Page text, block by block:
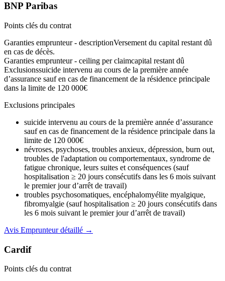
BNP Paribas
Points clés du contrat
Garanties emprunteur - descriptionVersement du capital restant dû
en cas de décès.
Garanties emprunteur - ceiling per claimcapital restant dû
Exclusionssuicide intervenu au cours de la première année
d’assurance sauf en cas de financement de la résidence principale
dans la limite de 120 000€
Exclusions principales
suicide intervenu au cours de la première année d’assurance
sauf en cas de financement de la résidence principale dans la
limite de 120 000€
névroses, psychoses, troubles anxieux, dépression, burn out,
troubles de l'adaptation ou comportementaux, syndrome de
fatigue chronique, leurs suites et conséquences (sauf
hospitalisation ≥ 20 jours consécutifs dans les 6 mois suivant
le premier jour d’arrêt de travail)
troubles psychosomatiques, encéphalomyélite myalgique,
fibromyalgie (sauf hospitalisation ≥ 20 jours consécutifs dans
les 6 mois suivant le premier jour d’arrêt de travail)
Avis Emprunteurdétaillé →
Cardif
Points clés du contrat